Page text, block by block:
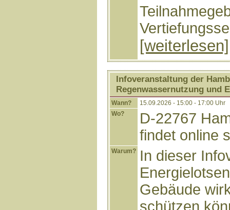
[weiterlesen]
Infoveranstaltung der
Regenwassernutzung und
Wann?
15.09.2026 - 15:00 - 17:00 Uhr
Wo?
D-22767
findet online
Warum?
In dieser
Gebäude
schützen